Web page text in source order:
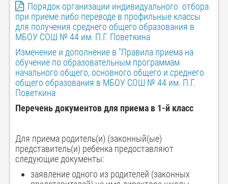
Порядок организации индивидуального отбора
при приеме либо переводе в профильные классы
для получения среднего общего образования в
МБОУ СОШ № 44 им. П.Г. Поветкина
Изменение и дополнение в "Правила приема на
обучение по образовательным программам
начального общего, основного общего и среднего
общего образования в МБОУ СОШ № 44 им. П.Г.
Поветкина
Перечень документов для приема в 1-й класс
Для приема родитель(и) (законный(ые)
представитель(и) ребенка предоставляют
следующие документы:
заявление одного из родителей (законных